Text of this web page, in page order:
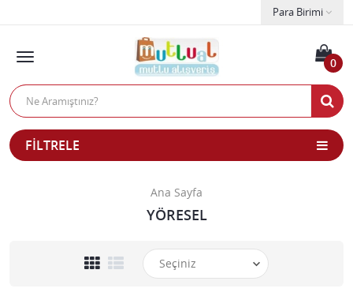
Para Birimi
0
FILTRELE
Ana Sayfa
YÖRESEL